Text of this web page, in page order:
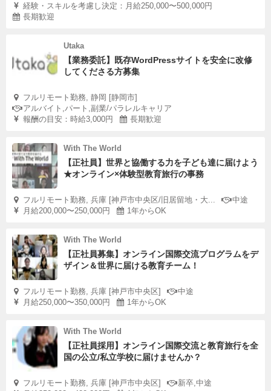
経験・スキルを考慮し決定：月給250,000〜500,000円
長期歓迎
Utaka
【業務委託】既存WordPressサイトを安全に改修
してくださる方募集
フルリモート勤務, 静岡 [静岡市]
アルバイト,パート,副業/パラレルキャリア
報酬の目安：時給3,000円
長期歓迎
With The World
【正社員】世界と協働する力を子ども達に届けよう
★オンライン×体験型教育旅行の事務
フルリモート勤務, 兵庫 [神戸市中央区/旧居留地・大...
中途
月給200,000〜250,000円
1年からOK
With The World
【正社員募集】オンライン国際交流プログラムをデ
ザイン＆世界に届ける教育チーム！
フルリモート勤務, 兵庫 [神戸市中央区]
中途
月給250,000〜350,000円
1年からOK
With The World
【正社員採用】オンライン国際交流と教育旅行を全
国の公立/私立学校に届けませんか？
フルリモート勤務, 兵庫 [神戸市中央区]
新卒,中途